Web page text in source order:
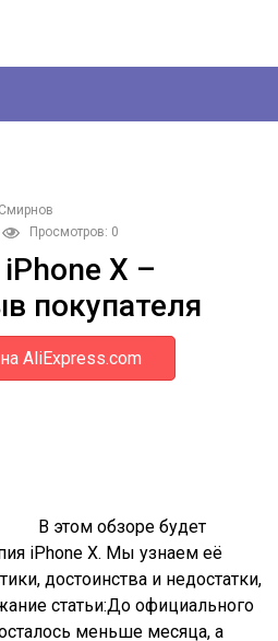
Просмотров: 0
X –
покупателя
AliExpress.com
В этом обзоре будет
iPhone X. Мы узнаем её
достоинства и недостатки,
статьи:До официального
меньше месяца, а